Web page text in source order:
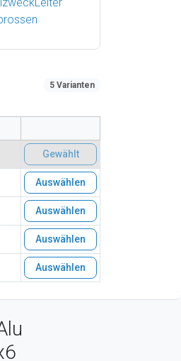
5 Varianten
Gewählt
Auswählen
Auswählen
Auswählen
Auswählen